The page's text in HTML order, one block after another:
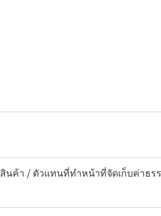
นค้า / ตัวแทนที่ทำหน้าที่จัดเก็บค่าธ